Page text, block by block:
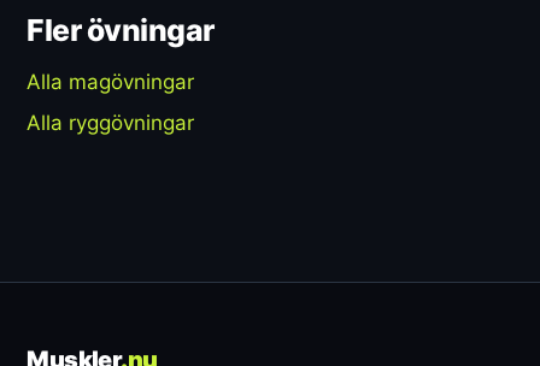
Fler övningar
Alla magövningar
Alla ryggövningar